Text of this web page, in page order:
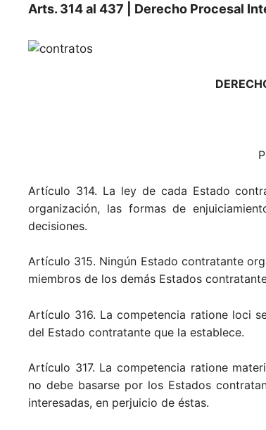
Arts. 314 al 437 | Derecho Procesal
Artículo 314. La ley de cada Estado
organización, las formas de
decisiones.
Artículo 315. Ningún Estado contratante
miembros de los demás Estados
Artículo 316. La competencia ratione loci
del Estado contratante que la establece.
Artículo 317. La competencia ratione
no debe basarse por los Estados
interesadas, en perjuicio de éstas.